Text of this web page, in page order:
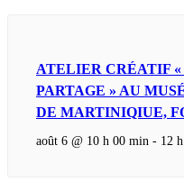
ATELIER CRÉATIF
PARTAGE » AU
DE MARTINIQIUE,
août 6 @ 10 h 00 min - 12